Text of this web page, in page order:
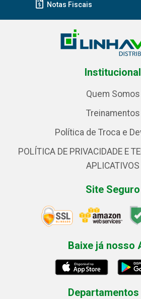
Notas Fiscais
Institucional
Quem Somos
Treinamentos
Política de Troca e
POLÍTICA DE PRIVACIDADE E
APLICATIVOS
Site Seguro
Baixe já nosso
Departamentos